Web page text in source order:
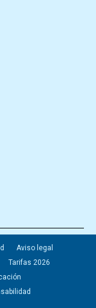
Aviso legal
Tarifas 2026